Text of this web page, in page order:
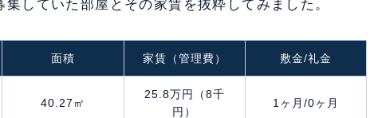
していた部屋とその家賃を抜粋してみました。
面積 家賃（管理費） 敷金/礼金
40.27㎡
25.8万円（8千
円）
1ヶ月/0ヶ月